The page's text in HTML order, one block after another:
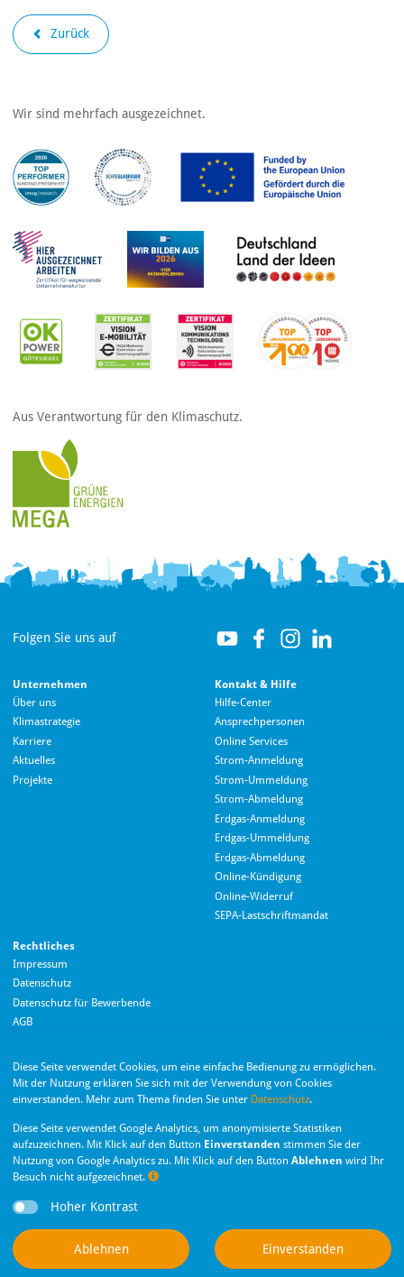
Zurück
Wir sind mehrfach ausgezeichnet.
Aus Verantwortung für den Klimaschutz.
Folgen Sie uns auf
Unternehmen
Über uns
Klimastrategie
Karriere
Aktuelles
Projekte
Kontakt & Hilfe
Hilfe-Center
Ansprechpersonen
Online Services
Strom-Anmeldung
Strom-Ummeldung
Strom-Abmeldung
Erdgas-Anmeldung
Erdgas-Ummeldung
Erdgas-Abmeldung
Online-Kündigung
Online-Widerruf
SEPA-Lastschriftmandat
Rechtliches
Impressum
Datenschutz
Datenschutz für Bewerbende
AGB
GmbH ist eine Tochter­gesellschaft der Stadt Monheim
am Rhein.
Diese Seite verwendet Cookies, um eine einfache Bedienung zu ermöglichen.
Mit der Nutzung erklären Sie sich mit der Verwendung von Cookies
einverstanden. Mehr zum Thema finden Sie unter Datenschutz.
Diese Seite verwendet Google Analytics, um anonymisierte Statistiken
aufzuzeichnen. Mit Klick auf den Button Einverstanden stimmen Sie der
Nutzung von Google Analytics zu. Mit Klick auf den Button Ablehnen wird Ihr
Besuch nicht aufgezeichnet.
Hoher Kontrast
Ablehnen Einverstanden
Wir nutzen Langdock zur Bereitstellung eines KI-Chatbots. Mit dem Laden des
Chatbots erklären Sie sich mit der
Datenschutzerklärung von Langdock
Chatbot laden
Dieser Chatbot basiert auf Künstlicher Intelligenz (KI). KI-generierte Antworten
können Fehler enthalten. Weitere Informationen zur Nutzung finden Sie unter
Datenschutz.